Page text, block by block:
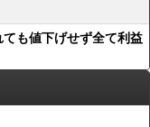
ても値下げせず全て利益